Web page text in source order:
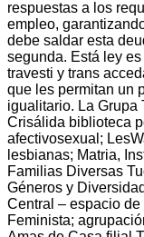
respuestas a los
empleo,
debe saldar esta
segunda. Está ley
travesti y trans
que les permitan un
igualitario. La Grupa
Crisálida biblioteca
afectivosexual;
lesbianas; Matria,
Familias Diversas
Géneros y
Central – espacio
Feminista;